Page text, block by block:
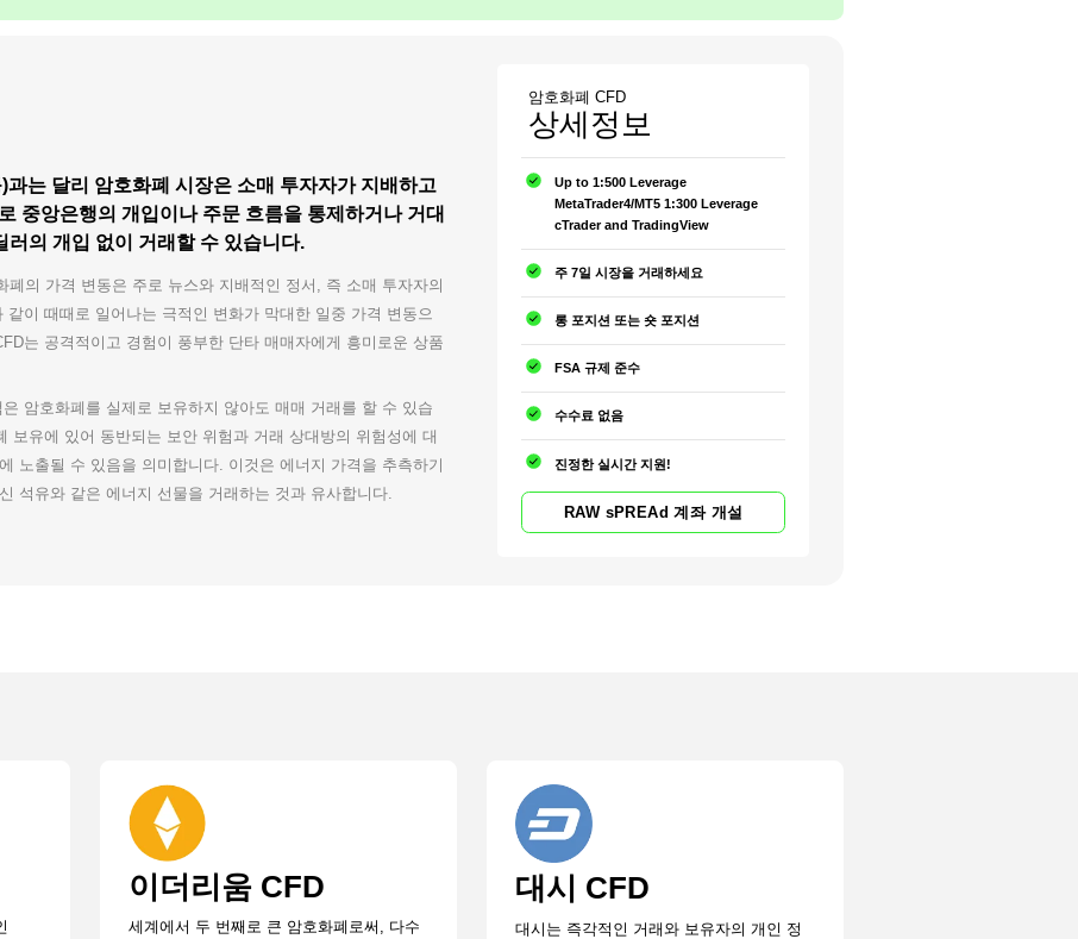
과는 달리 암호화폐 시장은 소매 투자자가 지배하고
중앙은행의 개입이나 주문 흐름을 통제하거나 거대
의 개입 없이 거래할 수 있습니다.
폐의 가격 변동은 주로 뉴스와 지배적인 정서, 즉 소매 투자자의
이 때때로 일어나는 극적인 변화가 막대한 일중 가격 변동으
는 공격적이고 경험이 풍부한 단타 매매자에게 흥미로운 상품
암호화폐를 실제로 보유하지 않아도 매매 거래를 할 수 있습
보유에 있어 동반되는 보안 위험과 거래 상대방의 위험성에 대
노출될 수 있음을 의미합니다. 이것은 에너지 가격을 추측하기
석유와 같은 에너지 선물을 거래하는 것과 유사합니다.
암호화폐 CFD
상세정보
Up to 1:500 Leverage
MetaTrader4/MT5 1:300 Leverage
cTrader and TradingView
주 7일 시장을 거래하세요
롱 포지션 또는 숏 포지션
FSA 규제 준수
수수료 없음
진정한 실시간 지원!
RAW sPREAd 계좌 개설
이더리움 CFD
세계에서 두 번째로 큰 암호화폐로써, 다수
대시 CFD
대시는 즉각적인 거래와 보유자의 개인 정